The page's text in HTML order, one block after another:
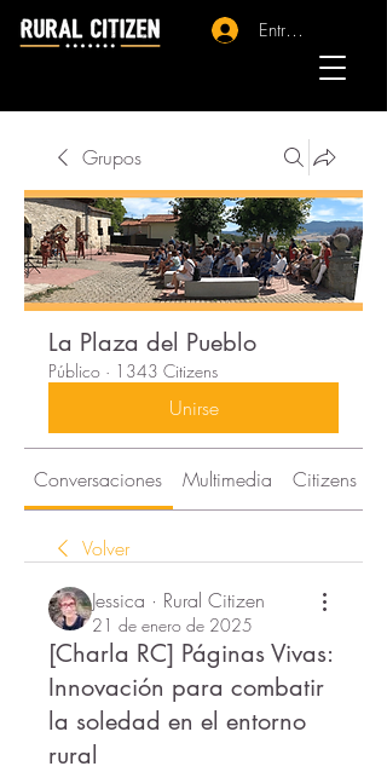
Entrar - Registro
Grupos
La Plaza del Pueblo
Público · 1343 Citizens
Unirse
Conversaciones Multimedia Citizens
Volver
Jessica · Rural Citizen
21 de enero de 2025
[Charla RC] Páginas Vivas:
Innovación para combatir
la soledad en el entorno
rural